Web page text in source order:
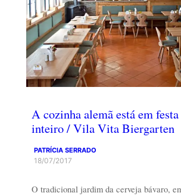
A cozinha alemã está em
inteiro / Vila Vita Biergarten
PATRÍCIA SERRADO
18/07/2017
O tradicional jardim da cerveja bávaro,